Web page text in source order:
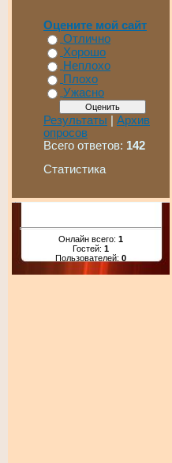
Оцените мой сайт
Отлично
Хорошо
Неплохо
Плохо
Ужасно
Результаты | Архив
опросов
Всего ответов: 142
Статистика
Онлайн всего: 1
Гостей: 1
Пользователей: 0